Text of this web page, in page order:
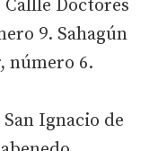
Doctores
9. Sahagún
número 6.
Ignacio de